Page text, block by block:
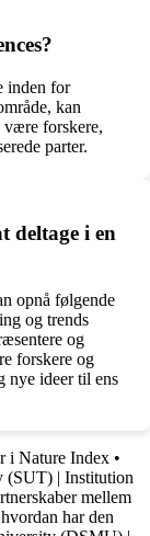
inden for
kan
være forskere,
parter.
deltage i en
opnå følgende
og trends
og
forskere og
nye ideer til ens
i Nature Index •
(SUT) | Institution
mellem
har den